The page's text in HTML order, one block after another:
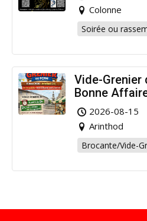
Colonne
Soirée ou
Vide-Grenier
Bonne
Arinthod !
2026-08-15
Arinthod
Brocante/Vide-